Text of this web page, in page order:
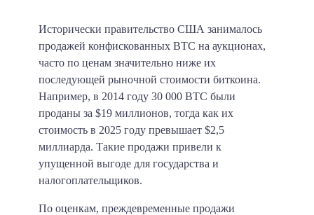
Исторически правительство США занималось
продажей конфискованных BTC на аукционах,
часто по ценам значительно ниже их
последующей рыночной стоимости биткоина.
Например, в 2014 году 30 000 BTC были
проданы за $19 миллионов, тогда как их
стоимость в 2025 году превышает $2,5
миллиарда. Такие продажи привели к
упущенной выгоде для государства и
налогоплательщиков.​
По оценкам, преждевременные продажи